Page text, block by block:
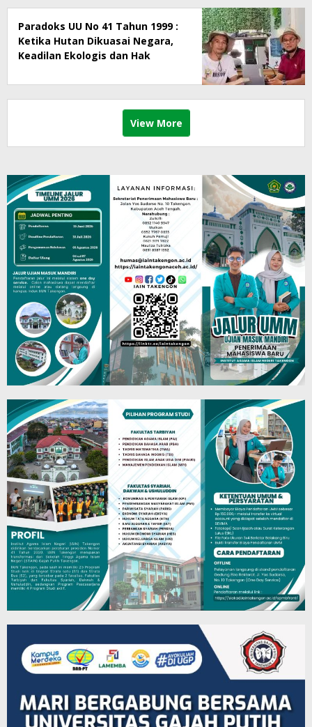
Paradoks UU No 41 Tahun 1999 :
Ketika Hutan Dikuasai Negara,
Keadilan Ekologis dan Hak
View More